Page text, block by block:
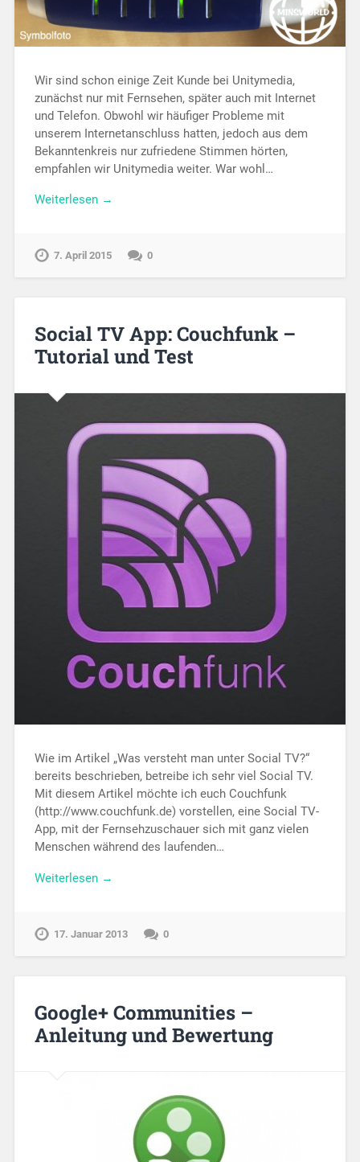
Wir sind schon einige Zeit Kunde bei Unitymedia,
zunächst nur mit Fernsehen, später auch mit Internet
und Telefon. Obwohl wir häufiger Probleme mit
unserem Internetanschluss hatten, jedoch aus dem
Bekanntenkreis nur zufriedene Stimmen hörten,
empfahlen wir Unitymedia weiter. War wohl…
Weiterlesen →
7. April 2015 0
Social TV App: Couchfunk –
Tutorial und Test
Wie im Artikel „Was versteht man unter Social TV?“
bereits beschrieben, betreibe ich sehr viel Social TV.
Mit diesem Artikel möchte ich euch Couchfunk
(http://www.couchfunk.de) vorstellen, eine Social TV-
App, mit der Fernsehzuschauer sich mit ganz vielen
Menschen während des laufenden…
Weiterlesen →
17. Januar 2013 0
Google+ Communities –
Anleitung und Bewertung